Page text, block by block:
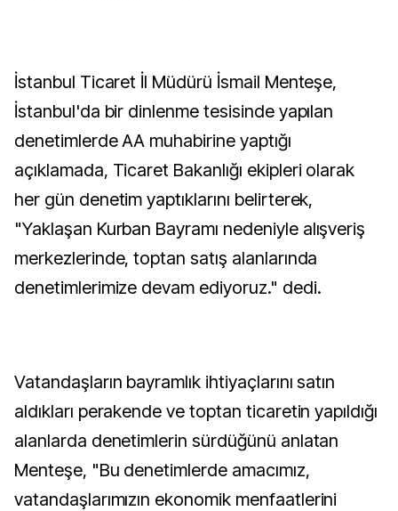
İstanbul Ticaret İl Müdürü İsmail Menteşe,
İstanbul'da bir dinlenme tesisinde yapılan
denetimlerde AA muhabirine yaptığı
açıklamada, Ticaret Bakanlığı ekipleri olarak
her gün denetim yaptıklarını belirterek,
"Yaklaşan Kurban Bayramı nedeniyle alışveriş
merkezlerinde, toptan satış alanlarında
denetimlerimize devam ediyoruz." dedi.
Vatandaşların bayramlık ihtiyaçlarını satın
aldıkları perakende ve toptan ticaretin yapıldığı
alanlarda denetimlerin sürdüğünü anlatan
Menteşe, "Bu denetimlerde amacımız,
vatandaşlarımızın ekonomik menfaatlerini